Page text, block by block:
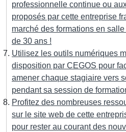
professionnelle continue ou
proposés par cette entreprise
marché des formations en
de 30 ans !
Utilisez les outils numériques
disposition par CEGOS pour
amener chaque stagiaire vers
pendant sa session de
Profitez des nombreuses
sur le site web de cette
pour rester au courant des